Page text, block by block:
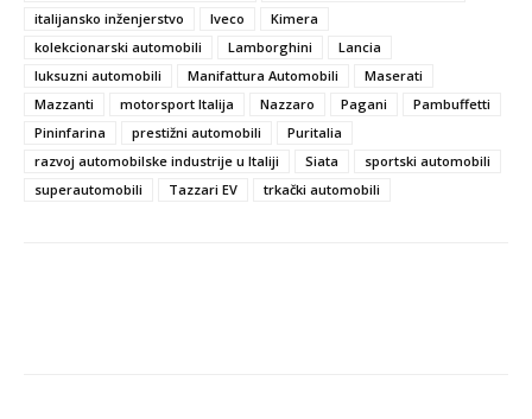
italijansko inženjerstvo
Iveco
Kimera
kolekcionarski automobili
Lamborghini
Lancia
luksuzni automobili
Manifattura Automobili
Maserati
Mazzanti
motorsport Italija Nazzaro Pagani
Pambuffetti
Pininfarina
prestižni automobili
Puritalia
razvoj automobilske industrije u Italiji
Siata
sportski automobili
superautomobili
Tazzari EV trkački automobili